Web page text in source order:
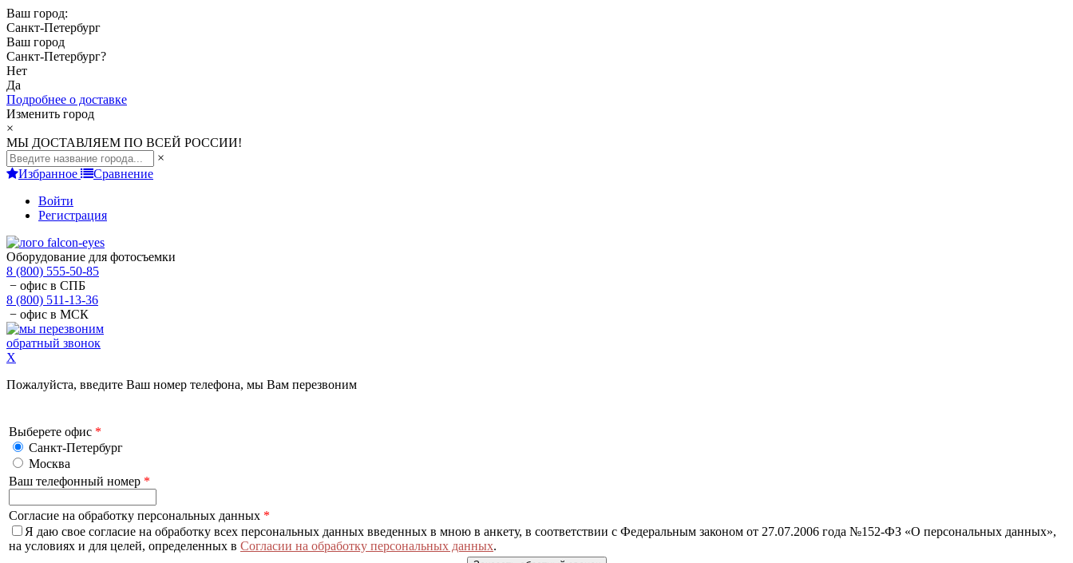
Ваш город:
Санкт-Петербург
Ваш город
Санкт-Петербург?
Нет
Да
Подробнее о доставке
Изменить город
×
МЫ ДОСТАВЛЯЕМ ПО ВСЕЙ РОССИИ!
×
Избранное
Сравнение
Войти
Регистрация
Оборудование для фотосъемки
8 (800) 555-50-85
− офис в СПБ
8 (800) 511-13-36
− офис в МСК
обратный звонок
X
Пожалуйста, введите Ваш номер телефона, мы Вам перезвоним
Выберете офис *
Санкт-Петербург
Москва
Ваш телефонный номер *
Согласие на обработку персональных данных *
Я даю свое согласие на обработку всех персональных данных введенных в мною в анкету, в соответствии с Федеральным законом от 27.07.2006 года №152-ФЗ «О персональных данных»,
на условиях и для целей, определенных в Согласии на обработку персональных данных.